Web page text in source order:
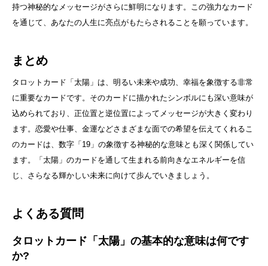
持つ神秘的なメッセージがさらに鮮明になります。この強力なカード
を通じて、あなたの人生に亮点がもたらされることを願っています。
まとめ
タロットカード「太陽」は、明るい未来や成功、幸福を象徴する非常
に重要なカードです。そのカードに描かれたシンボルにも深い意味が
込められており、正位置と逆位置によってメッセージが大きく変わり
ます。恋愛や仕事、金運などさまざまな面での希望を伝えてくれるこ
のカードは、数字「19」の象徴する神秘的な意味とも深く関係してい
ます。「太陽」のカードを通して生まれる前向きなエネルギーを信
じ、さらなる輝かしい未来に向けて歩んでいきましょう。
よくある質問
タロットカード「太陽」の基本的な意味は何です
か?